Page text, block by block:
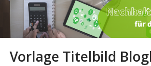
Vorlage Titelbild